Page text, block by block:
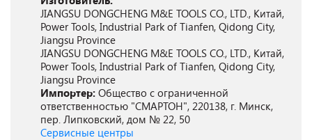
JIANGSU DONGCHENG M&E TOOLS CO., LTD., Китай,
Power Tools, Industrial Park of Tianfen, Qidong City,
Jiangsu Province
JIANGSU DONGCHENG M&E TOOLS CO., LTD., Китай,
Power Tools, Industrial Park of Tianfen, Qidong City,
Jiangsu Province
Импортер: Общество с ограниченной
ответственностью "СМАРТОН", 220138, г. Минск,
пер. Липковский, дом № 22, 50
Сервисные центры